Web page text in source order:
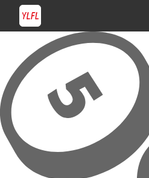
Hoppa till huvudinnehåll